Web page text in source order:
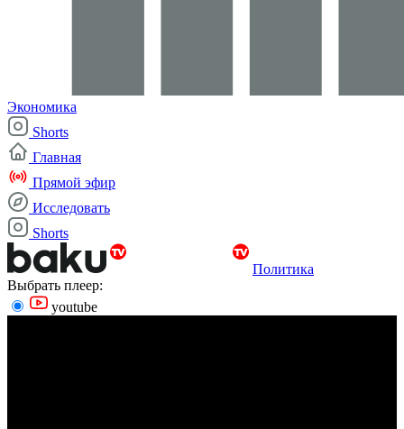
Экономика
Shorts
Главная
Прямой эфир
Исследовать
Shorts
Политика
Выбрать плеер:
youtube